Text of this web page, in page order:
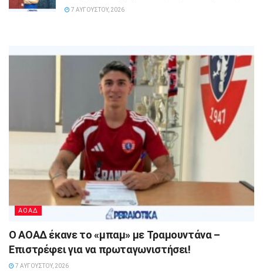
7 ΑΥΓΟΎΣΤΟΥ, 2026
ΑΟΑΔ
Ο ΑΟΑΔ έκανε το «μπαμ» με Τραμουντάνα –
Επιστρέφει για να πρωταγωνιστήσει!
7 ΑΥΓΟΎΣΤΟΥ, 2026